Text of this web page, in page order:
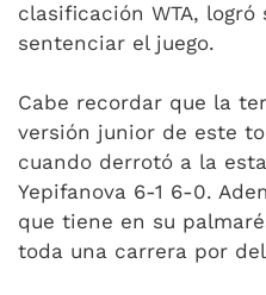
clasificación WTA,
sentenciar el juego.
Cabe recordar que la
versión junior de este
cuando derrotó a la
Yepifanova 6-1 6-0.
que tiene en su
toda una carrera por